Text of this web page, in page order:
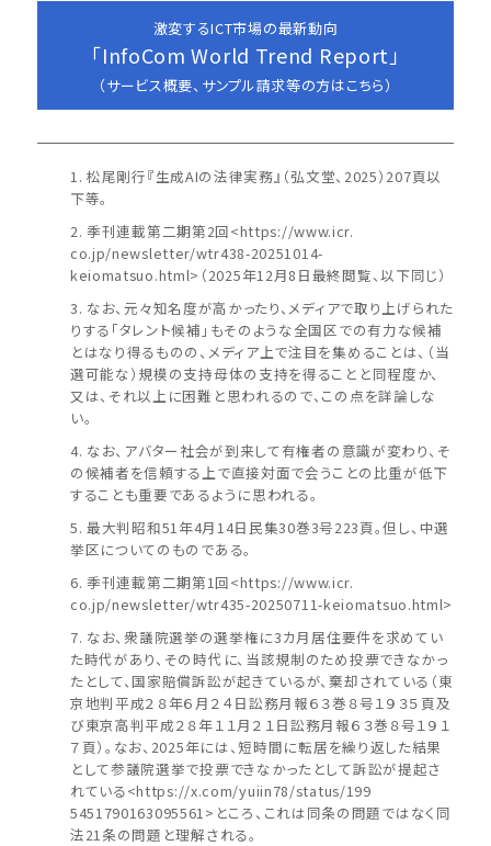
激変するICT市場の最新動向
「InfoCom World Trend Report」
（サービス概要、サンプル請求等の方はこちら）
松尾剛行『生成AIの法律実務』（弘文堂、2025）207頁以
下等。
季刊連載第二期第2回<https://www.icr.
co.jp/newsletter/wtr438-20251014-
keiomatsuo.html>（2025年12月8日最終閲覧、以下同じ）
なお、元々知名度が高かったり、メディアで取り上げられた
りする「タレント候補」もそのような全国区での有力な候補
とはなり得るものの、メディア上で注目を集めることは、（当
選可能な）規模の支持母体の支持を得ることと同程度か、
又は、それ以上に困難と思われるので、この点を詳論しな
い。
なお、アバター社会が到来して有権者の意識が変わり、そ
の候補者を信頼する上で直接対面で会うことの比重が低下
することも重要であるように思われる。
最大判昭和51年4月14日民集30巻3号223頁。但し、中選
挙区についてのものである。
季刊連載第二期第1回<https://www.icr.
co.jp/newsletter/wtr435-20250711-keiomatsuo.html>
なお、衆議院選挙の選挙権に3カ月居住要件を求めてい
た時代があり、その時代に、当該規制のため投票できなかっ
たとして、国家賠償訴訟が起きているが、棄却されている（東
京地判平成２８年６月２４日訟務月報６３巻８号１９３５頁及
び東京高判平成２８年１１月２１日訟務月報６３巻８号１９１
７頁）。なお、2025年には、短時間に転居を繰り返した結果
として参議院選挙で投票できなかったとして訴訟が提起さ
れている<https://x.com/yuiin78/status/199
5451790163095561>ところ、これは同条の問題ではなく同
法21条の問題と理解される。